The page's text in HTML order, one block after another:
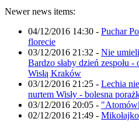
Newer news items:
04/12/2016 14:30 - Puchar
florecie
03/12/2016 21:32 - Nie
Bardzo słaby dzień zespołu
Wisłą Kraków
03/12/2016 21:25 - Lechia
nurtem Wisły - bolesna
03/12/2016 20:05 -
02/12/2016 21:49 -